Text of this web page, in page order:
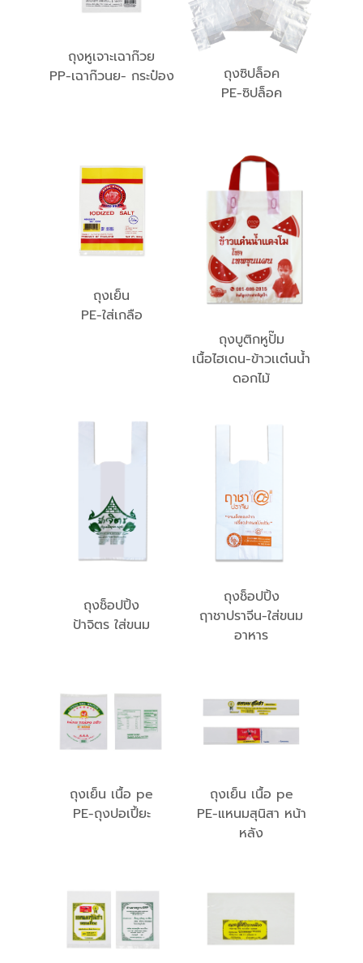
ถุงหูเจาะเฉาก๊วย
PP-เฉาก๊วนย- กระป๋อง
ถุงซิปล็อค
PE-ซิปล็อค
ถุงเย็น
PE-ใส่เกลือ
ถุงบูติกหูปั๊ม
เนื้อไฮเดน-ข้าวเเต๋นน้ำ
ดอกไม้
ถุงช็อปปิ้ง
ป้าจิตร ใส่ขนม
ถุงช็อปปิ้ง
ฤาชาปราจีน-ใส่ขนม
อาหาร
ถุงเย็น เนื้อ pe
PE-ถุงปอเปี้ยะ
ถุงเย็น เนื้อ pe
PE-แหนมสุนิสา หน้า
หลัง